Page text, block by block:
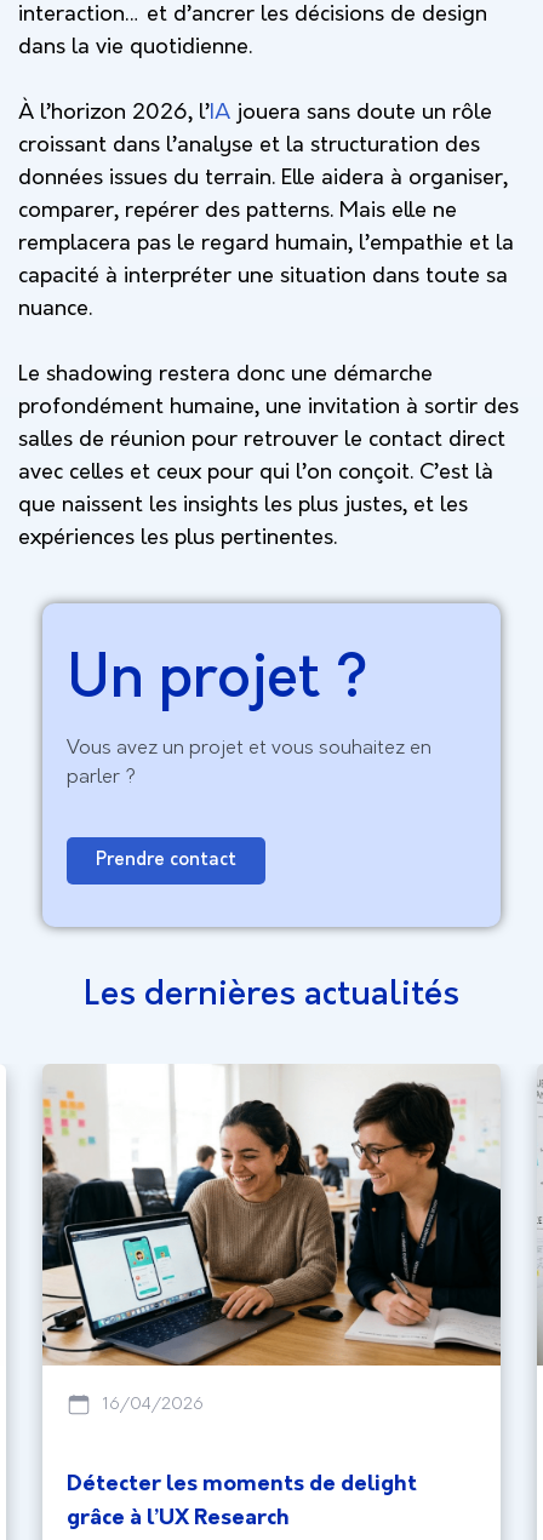
interaction… et d’ancrer les décisions de design
dans la vie quotidienne.
À l’horizon 2026, l’IA jouera sans doute un rôle
croissant dans l’analyse et la structuration des
données issues du terrain. Elle aidera à organiser,
comparer, repérer des patterns. Mais elle ne
remplacera pas le regard humain, l’empathie et la
capacité à interpréter une situation dans toute sa
nuance.
Le shadowing restera donc une démarche
profondément humaine, une invitation à sortir des
salles de réunion pour retrouver le contact direct
avec celles et ceux pour qui l’on conçoit. C’est là
que naissent les insights les plus justes, et les
expériences les plus pertinentes.
Un projet ?
Vous avez un projet et vous souhaitez en
parler ?
Prendre contact
Les dernières actualités
16/04/2026
Détecter les moments de delight
grâce à l’UX Research